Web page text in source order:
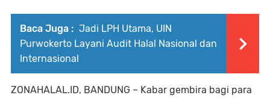
Baca Juga : Jadi LPH Utama, UIN
Purwokerto Layani Audit Halal Nasional dan
Internasional
ZONAHALAL.ID, BANDUNG – Kabar gembira bagi para